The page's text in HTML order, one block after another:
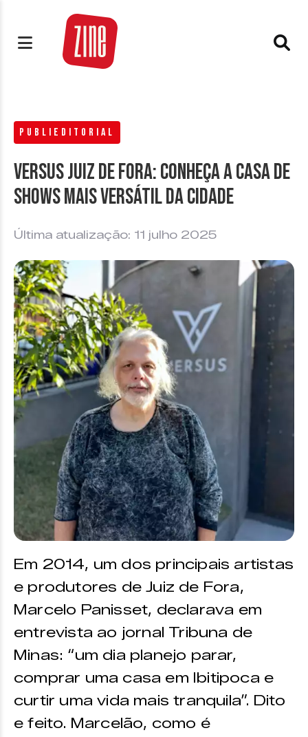
PUBLIEDITORIAL
Versus Juiz de Fora: conheça a casa de
shows mais versátil da cidade
Última atualização: 11 julho 2025
Em 2014, um dos principais artistas
e produtores de Juiz de Fora,
Marcelo Panisset, declarava em
entrevista ao jornal Tribuna de
Minas: “um dia planejo parar,
comprar uma casa em Ibitipoca e
curtir uma vida mais tranquila”. Dito
e feito. Marcelão, como é